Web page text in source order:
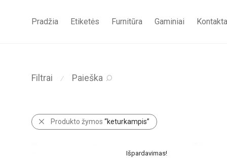
Pradžia Etiketės Furnitūra Gaminiai
Filtrai ⁄ Paieška
Produkto žymos “keturkampis”
Išpardavimas!